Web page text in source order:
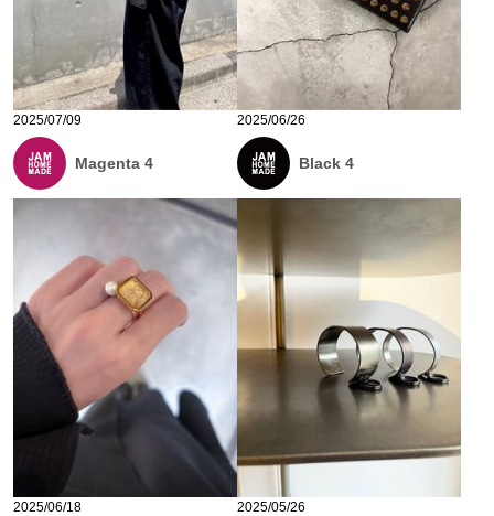
2025/07/09
Magenta 4
2025/06/26
Black 4
2025/06/18 2025/05/26